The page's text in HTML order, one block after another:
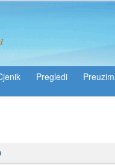
Pregledi